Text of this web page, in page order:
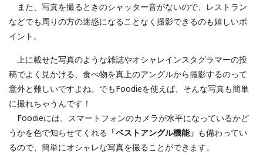
また、写真を撮るときのシャッター音がないので、レストラン
などでも周りの方の迷惑になることなく撮影できるのも嬉しいポ
イント。
上に載せた写真のような雑誌やオシャレインスタグラマーの投
稿でよく見かける、食べ物を真上のアングルから撮影するのって
意外と難しいですよね。でもFoodieを使えば、そんな写真も簡単
に撮れちゃうんです！
Foodieには、スマートフォンのカメラが水平になっているかど
うかを色で知らせてくれる 「ベストアングル機能」 も備わってい
るので、簡単にオシャレな写真を撮ることができます。